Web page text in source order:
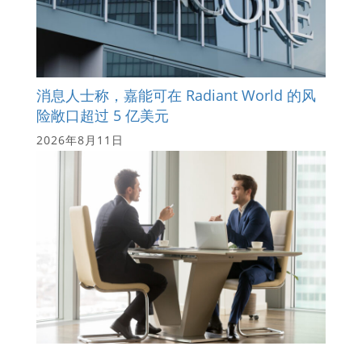
消息人士称，嘉能可在 Radiant World 的风
险敞口超过 5 亿美元
2026年8月11日